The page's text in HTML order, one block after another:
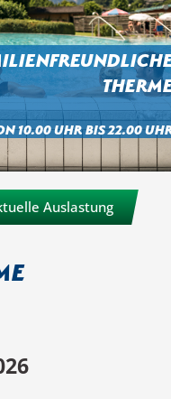
10.00 Uhr bis 22.00
Auslastung